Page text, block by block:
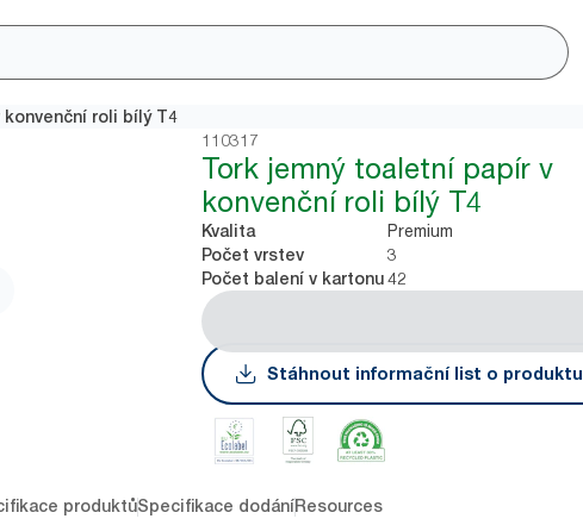
roli bílý T4
110317
Tork jemný toaletní papír v
konvenční roli bílý T4
Kvalita Premium
Počet vrstev 3
Počet balení v kartonu42
Stáhnout informační list o produktu
produktůSpecifikace dodáníResources